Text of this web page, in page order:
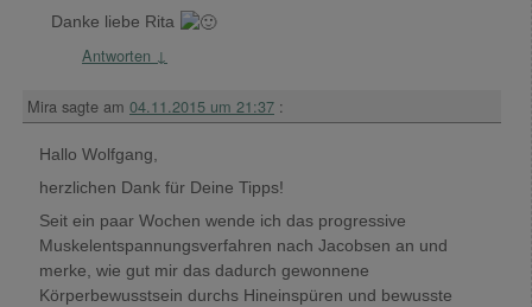
Danke liebe Rita
Antworten ↓
Mira sagte am 04.11.2015 um 21:37 :
Hallo Wolfgang,
herzlichen Dank für Deine Tipps!
Seit ein paar Wochen wende ich das progressive
Muskelentspannungsverfahren nach Jacobsen an und
merke, wie gut mir das dadurch gewonnene
Körperbewusstsein durchs Hineinspüren und bewusste